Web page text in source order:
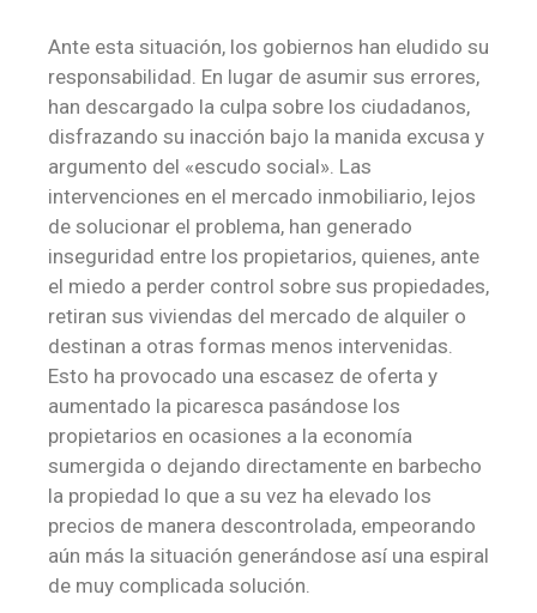
Ante esta situación, los gobiernos han eludido su
responsabilidad. En lugar de asumir sus errores,
han descargado la culpa sobre los ciudadanos,
disfrazando su inacción bajo la manida excusa y
argumento del «escudo social». Las
intervenciones en el mercado inmobiliario, lejos
de solucionar el problema, han generado
inseguridad entre los propietarios, quienes, ante
el miedo a perder control sobre sus propiedades,
retiran sus viviendas del mercado de alquiler o
destinan a otras formas menos intervenidas.
Esto ha provocado una escasez de oferta y
aumentado la picaresca pasándose los
propietarios en ocasiones a la economía
sumergida o dejando directamente en barbecho
la propiedad lo que a su vez ha elevado los
precios de manera descontrolada, empeorando
aún más la situación generándose así una espiral
de muy complicada solución.